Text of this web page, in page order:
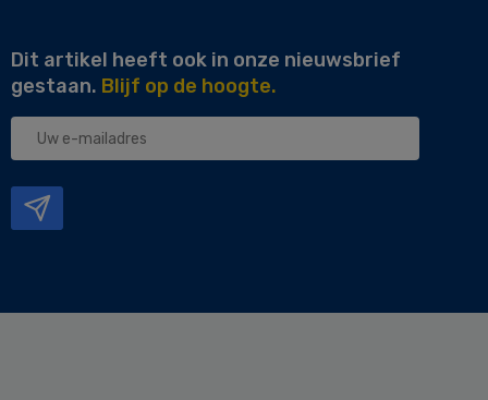
Dit artikel heeft ook in onze nieuwsbrief
gestaan. Blijf op de hoogte.
Uw